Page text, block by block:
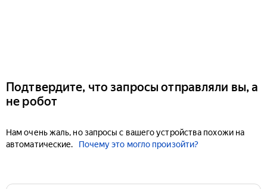
Подтвердите, что запросы отправляли вы, а
не робот
Нам очень жаль, но запросы с вашего устройства похожи на
автоматические.
Почему это могло произойти?